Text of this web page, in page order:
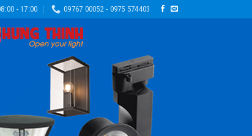
- 17:00 09767 00052 - 0975 574403